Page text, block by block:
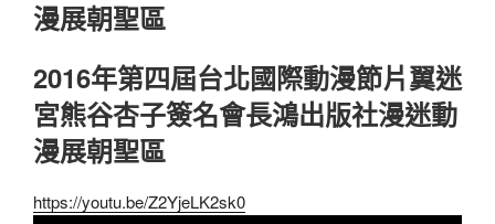
漫展朝聖區
2016年第四屆台北國際動漫節片翼迷
宮熊谷杏子簽名會長鴻出版社漫迷動
漫展朝聖區
https://youtu.be/Z2YjeLK2sk0